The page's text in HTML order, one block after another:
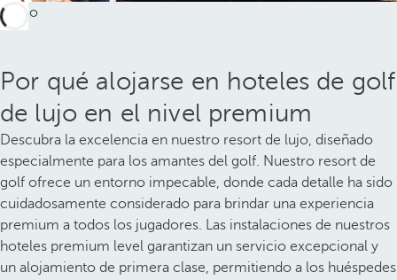
Por qué alojarse en hoteles de golf
de lujo en el nivel premium
Descubra la excelencia en nuestro resort de lujo, diseñado
especialmente para los amantes del golf. Nuestro resort de
golf ofrece un entorno impecable, donde cada detalle ha sido
cuidadosamente considerado para brindar una experiencia
premium a todos los jugadores. Las instalaciones de nuestros
hoteles premium level garantizan un servicio excepcional y
un alojamiento de primera clase, permitiendo a los huéspedes